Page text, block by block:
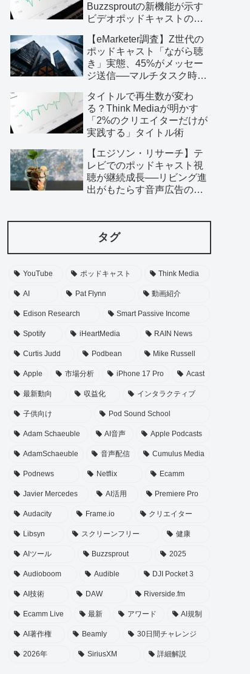
Buzzsproutの新機能が示す
ビデオポッドキャストの未
【eMarketer調査】Z世代の
ポッドキャスト「ながら聴
き」実態、45%がメッセー
ジ送信──マルチタスク時代
タイトルで再生数が変わ
る？Think Mediaが明かす
「2%のクリエイターだけが
実践する」タイトル術
【エジソン・リサーチ】テ
レビでのポッドキャスト視
聴が継続成長──リビング進
出がもたらす音声広告の新
タグ
YouTube ポッドキャスト Think Media
AI Pat Flynn 動画紹介
Edison Research Smart Passive Income
Spotify iHeartMedia RAIN News
Curtis Judd Podbean Mike Russell
Apple 市場分析 iPhone 17 Pro Acast
最新動向 収益化 インタラクティブ
子供向け Pod Sound School
Adam Schaeuble AI音声 Apple Podcasts
AdamSchaeuble 音声配信 Cumulus Media
Podnews Netflix Ecamm
Javier Mercedes AI活用 Premiere Pro
Audacity Frame.io クリエイター
Libsyn スクリーンフリー 健康
AIツール Buzzsprout 2025
Audioboom Audible DJI Pocket 3
AI技術 DAW Riverside.fm
Ecamm Live 最新 アワード AI規制
AI著作権 Beamly 30日間チャレンジ
2026年 SiriusXM 詳細解説